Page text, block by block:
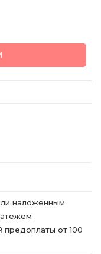
наложенным
предоплаты от 100